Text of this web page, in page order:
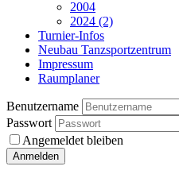
2004
2024 (2)
Turnier-Infos
Neubau Tanzsportzentrum
Impressum
Raumplaner
Benutzername
Passwort
Angemeldet bleiben